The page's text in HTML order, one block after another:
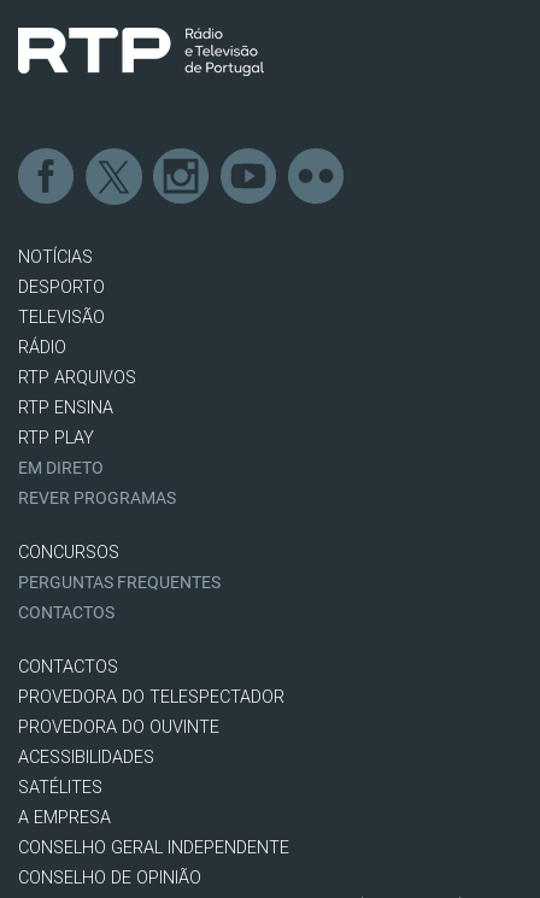
NOTÍCIAS
DESPORTO
TELEVISÃO
RÁDIO
RTP ARQUIVOS
RTP ENSINA
RTP PLAY
EM DIRETO
REVER PROGRAMAS
CONCURSOS
PERGUNTAS FREQUENTES
CONTACTOS
CONTACTOS
PROVEDORA DO TELESPECTADOR
PROVEDORA DO OUVINTE
ACESSIBILIDADES
SATÉLITES
A EMPRESA
CONSELHO GERAL INDEPENDENTE
CONSELHO DE OPINIÃO